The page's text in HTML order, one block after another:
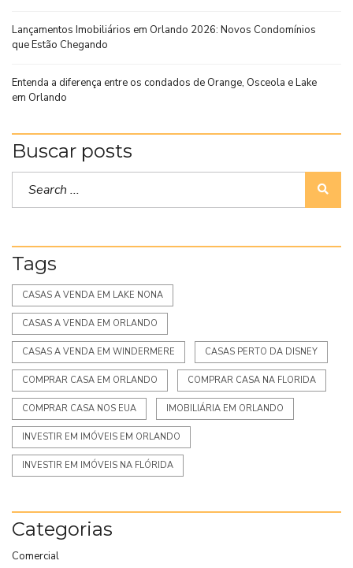
Lançamentos Imobiliários em Orlando 2026: Novos Condomínios
que Estão Chegando
Entenda a diferença entre os condados de Orange, Osceola e Lake
em Orlando
Buscar posts
Tags
CASAS A VENDA EM LAKE NONA
CASAS A VENDA EM ORLANDO
CASAS A VENDA EM WINDERMERE CASAS PERTO DA DISNEY
COMPRAR CASA EM ORLANDO COMPRAR CASA NA FLORIDA
COMPRAR CASA NOS EUA IMOBILIÁRIA EM ORLANDO
INVESTIR EM IMÓVEIS EM ORLANDO
INVESTIR EM IMÓVEIS NA FLÓRIDA
Categorias
Comercial